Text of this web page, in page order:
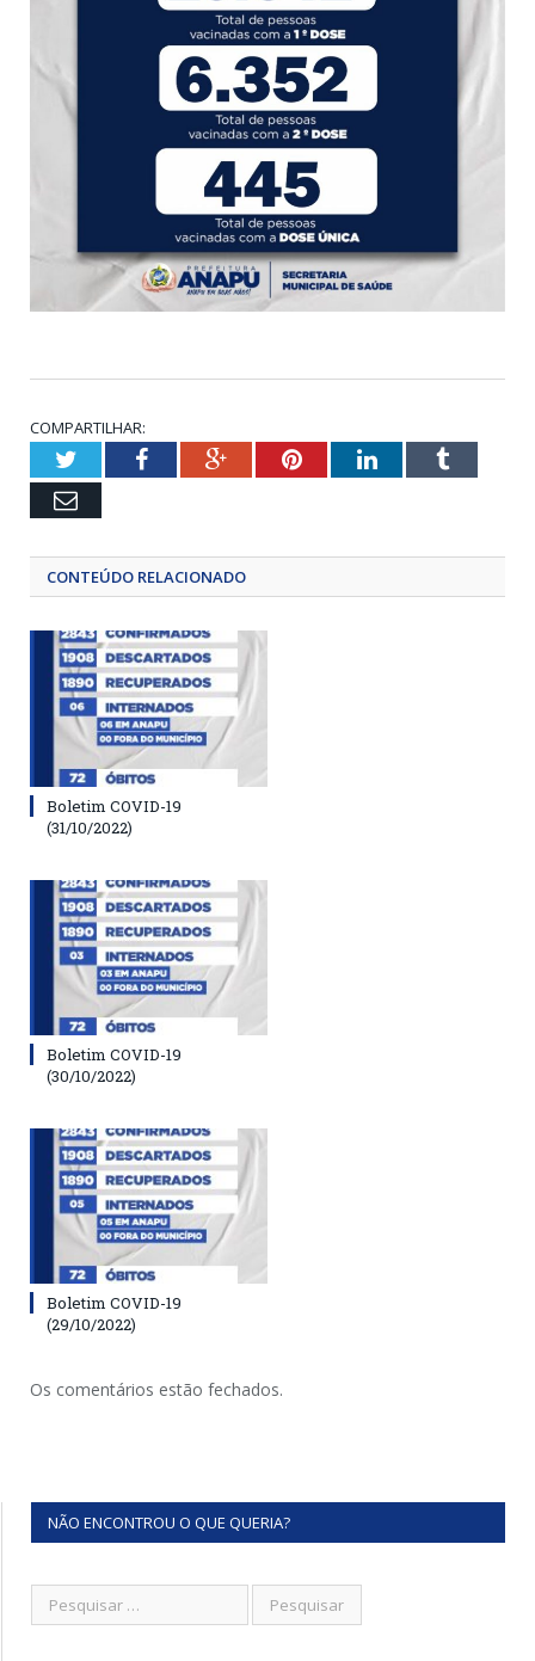
COMPARTILHAR:
TwitterFacebookGoogle+PinterestLinkedInTumblr
Email
CONTEÚDO RELACIONADO
Boletim COVID-19
(31/10/2022)
Boletim COVID-19
(30/10/2022)
Boletim COVID-19
(29/10/2022)
Os comentários estão fechados.
NÃO ENCONTROU O QUE QUERIA?